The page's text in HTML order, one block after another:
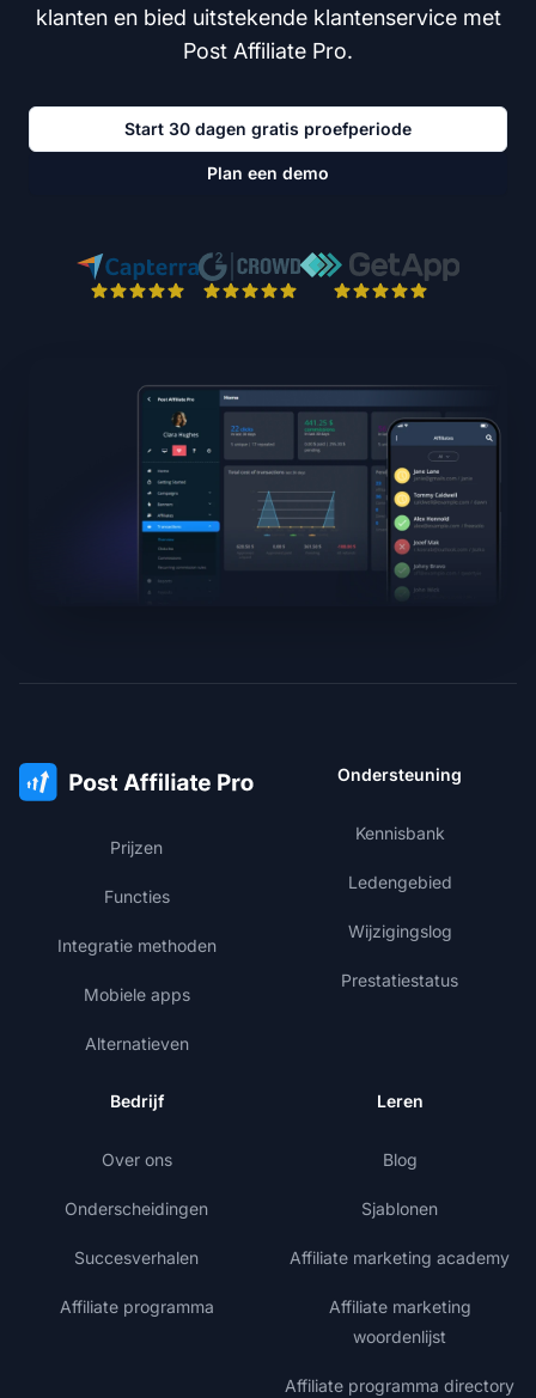
klanten en bied uitstekende klantenservice met
Post Affiliate Pro.
Start 30 dagen gratis proefperiode
Plan een demo
Prijzen
Functies
Integratie methoden
Mobiele apps
Alternatieven
Ondersteuning
Kennisbank
Ledengebied
Wijzigingslog
Prestatiestatus
Bedrijf
Over ons
Onderscheidingen
Succesverhalen
Affiliate programma
Leren
Blog
Sjablonen
Affiliate marketing academy
Affiliate marketing
woordenlijst
Affiliate programma directory